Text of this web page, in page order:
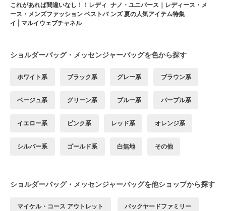
これがあれば間違いなし！！レディ
ース・メンズファッション ベストバ
イ | マルイウェブチャネル
ナノ・ユニバース｜レディース・メ
ンズ 夏の人気アイテム特集
ショルダーバッグ・メッセンジャーバッグを色から探す
ホワイト系 ブラック系 グレー系 ブラウン系
ベージュ系 グリーン系 ブルー系 パープル系
イエロー系 ピンク系 レッド系 オレンジ系
シルバー系 ゴールド系 白無地 その他
ショルダーバッグ・メッセンジャーバッグを他ショップから探す
マイケル・コース アウトレット バックヤードファミリー